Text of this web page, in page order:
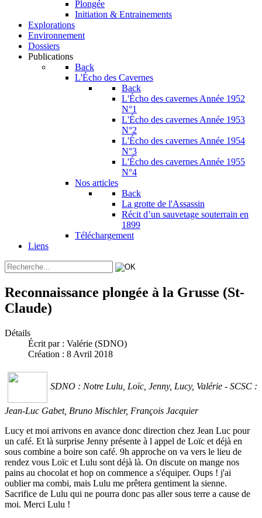
Plongée
Initiation & Entrainements
Explorations
Environnement
Dossiers
Publications
Back
L'Écho des Cavernes
Back
L'Écho des cavernes Année 1952
N°1
L'Écho des cavernes Année 1953
N°2
L'Écho des cavernes Année 1954
N°3
L'Écho des cavernes Année 1955
N°4
Nos articles
Back
La grotte de l'Assassin
Récit d’un sauvetage souterrain en
1899
Téléchargement
Liens
Reconnaissance plongée à la Grusse (St-
Claude)
Détails
Écrit par : Valérie (SDNO)
Création : 8 Avril 2018
SDNO : Notre Lulu, Loïc, Jenny, Lucy, Valérie - SCSC :
Jean-Luc Gabet, Bruno Mischler, François Jacquier
Lucy et moi arrivons en avance donc direction chez Jean Luc pour
un café. Et là surprise Jenny présente à l appel de Loïc et déjà en
sous combine a boire son café. 9h approche on va vers le lieu de
rendez vous Loïc et Lulu sont déjà là. On discute on mange nos
pains au chocolat et hop on commence a s'équiper. Oups ! j'ai
oublier ma combi, mais Lulu me prêtera gentiment la sienne.
Sacrifice de Lulu qui ne pourra donc pas aller sous terre a cause de
moi. Merci Lulu !